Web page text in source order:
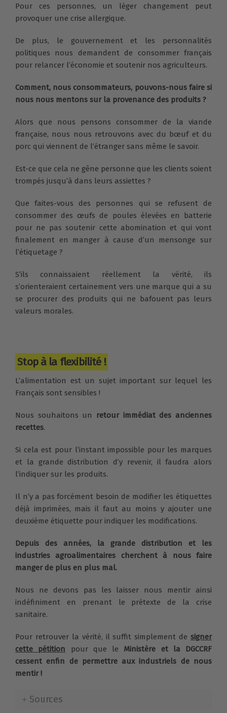
Pour ces personnes, un léger changement peut
provoquer une crise allergique.
De plus, le gouvernement et les personnalités
politiques nous demandent de consommer français
pour relancer l’économie et soutenir nos agriculteurs.
Comment, nous consommateurs, pouvons-nous faire si
nous nous mentons sur la provenance des produits ?
Alors que nous pensons consommer de la viande
française, nous nous retrouvons avec du bœuf et du
porc qui viennent de l’étranger sans même le savoir.
Est-ce que cela ne gêne personne que les clients soient
trompés jusqu’à dans leurs assiettes ?
Que faites-vous des personnes qui se refusent de
consommer des œufs de poules élevées en batterie
pour ne pas soutenir cette abomination et qui vont
finalement en manger à cause d’un mensonge sur
l’étiquetage ?
S’ils connaissaient réellement la vérité, ils
s’orienteraient certainement vers une marque qui a su
se procurer des produits qui ne bafouent pas leurs
valeurs morales.
Stop à la flexibilité !
L’alimentation est un sujet important sur lequel les
Français sont sensibles !
Nous souhaitons un retour immédiat des anciennes
recettes.
Si cela est pour l’instant impossible pour les marques
et la grande distribution d’y revenir, il faudra alors
l’indiquer sur les produits.
Il n’y a pas forcément besoin de modifier les étiquettes
déjà imprimées, mais il faut au moins y ajouter une
deuxième étiquette pour indiquer les modifications.
Depuis des années, la grande distribution et les
industries agroalimentaires cherchent à nous faire
manger de plus en plus mal.
Nous ne devons pas les laisser nous mentir ainsi
indéfiniment en prenant le prétexte de la crise
sanitaire.
Pour retrouver la vérité, il suffit simplement de signer
cette pétition pour que le Ministère et la DGCCRF
cessent enfin de permettre aux industriels de nous
mentir !
Sources